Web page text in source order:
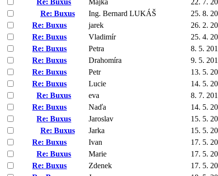
Re: Buxus
Ing. Bernard LUKÁŠ
25. 8.
Re: Buxus
jarek
26. 2.
Re: Buxus
Vladimír
25. 4.
Re: Buxus
Petra
8. 5.
Re: Buxus
Drahomíra
9. 5.
Re: Buxus
Petr
13. 5.
Re: Buxus
Lucie
14. 5.
Re: Buxus
eva
8. 7.
Re: Buxus
Naďa
14. 5.
Re: Buxus
Jaroslav
15. 5.
Re: Buxus
Jarka
15. 5.
Re: Buxus
Ivan
17. 5.
Re: Buxus
Marie
17. 5.
Re: Buxus
Zdenek
17. 5.